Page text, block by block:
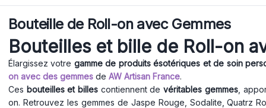
Bouteille de Roll-on avec Gemmes
Bouteilles et bille de Roll-on
Élargissez votre gamme de produits ésotériques et de soin
on avec des gemmes de AW Artisan France.
Ces bouteilles et billes contiennent devéritables gemmes,
on. Retrouvez les gemmes de Jaspe Rouge, Sodalite, Quatrz